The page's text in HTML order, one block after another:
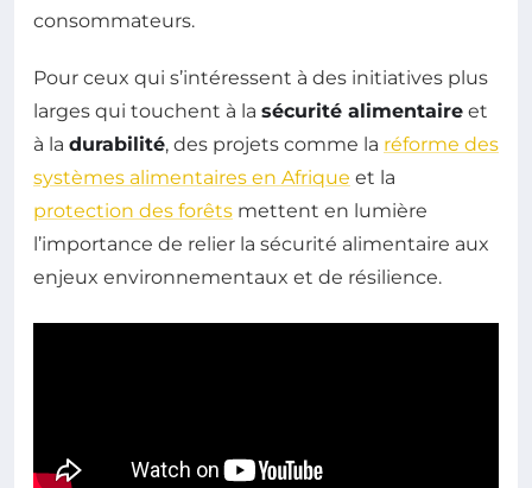
consommateurs.
Pour ceux qui s’intéressent à des initiatives plus
larges qui touchent à la sécurité alimentaire et
à la durabilité, des projets comme la réforme des
systèmes alimentaires en Afrique et la
protection des forêts mettent en lumière
l’importance de relier la sécurité alimentaire aux
enjeux environnementaux et de résilience.